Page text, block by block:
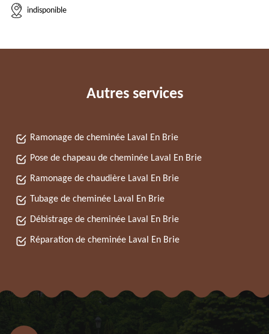
indisponible
Autres services
Ramonage de cheminée Laval En Brie
Pose de chapeau de cheminée Laval En Brie
Ramonage de chaudière Laval En Brie
Tubage de cheminée Laval En Brie
Débistrage de cheminée Laval En Brie
Réparation de cheminée Laval En Brie